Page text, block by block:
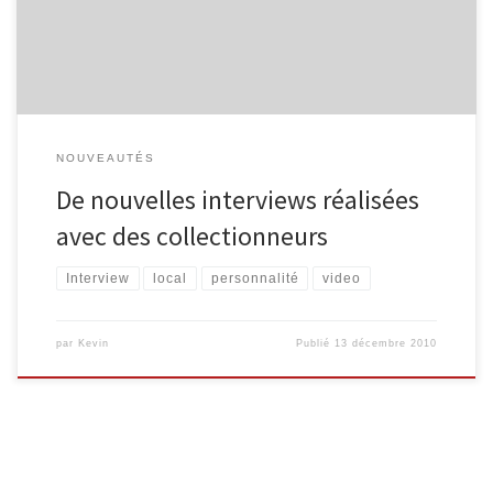
NOUVEAUTÉS
De nouvelles interviews réalisées
avec des collectionneurs
Interview local personnalité video
par Kevin Publié 13 décembre 2010